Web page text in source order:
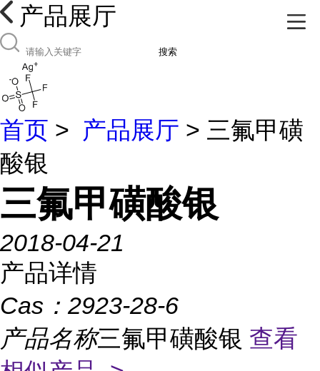
产品展厅
搜索
首页 > 产品展厅 > 三氟甲磺
酸银
三氟甲磺酸银
2018-04-21
产品详情
Cas： 2923-28-6
产品名称三氟甲磺酸银 查看